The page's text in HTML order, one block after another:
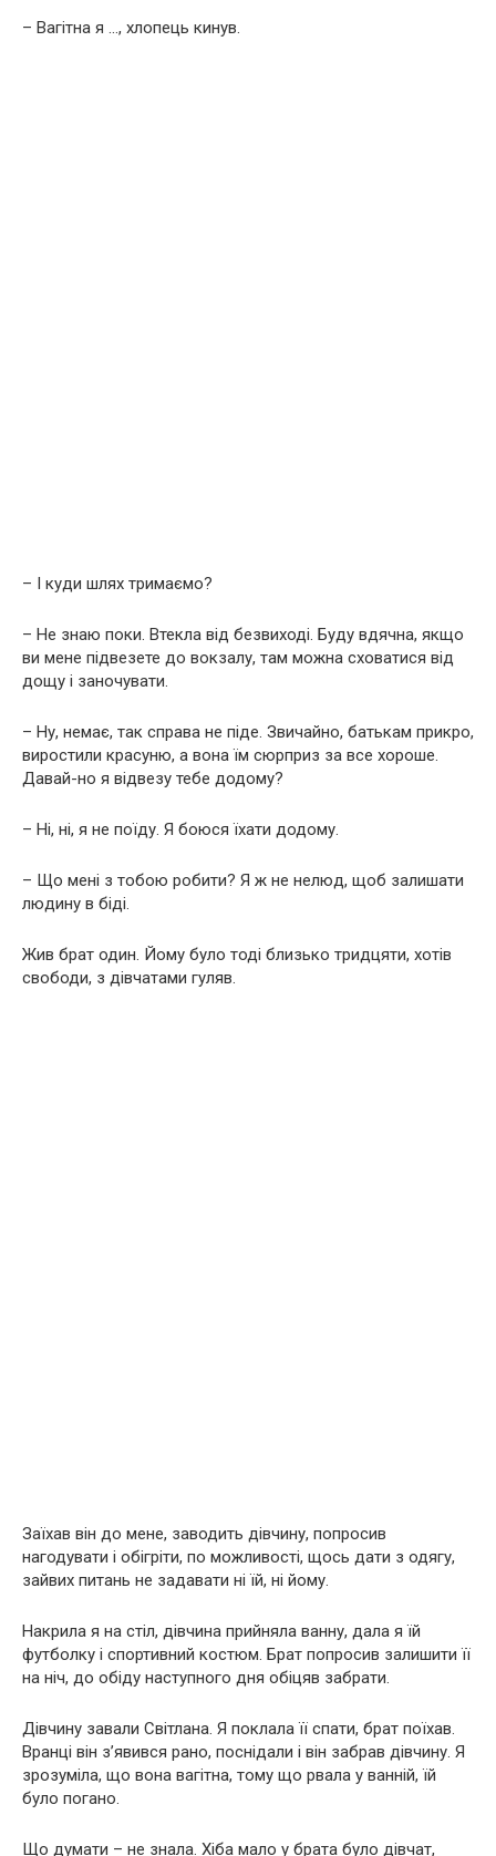
– Baгiтна я …, хлопець кинув.
– І куди шлях тримаємо?
– Не знаю поки. Втекла від безвиході. Буду вдячна, якщо
ви мене підвезете до вокзалу, там можна сховатися від
дощу і заночувати.
– Ну, немає, так справа не піде. Звичайно, батькам прикро,
виростили красуню, а вона їм сюрприз за все хороше.
Давай-но я відвезу тебе додому?
– Ні, ні, я не поїду. Я боюся їхати додому.
– Що мені з тобою робити? Я ж не нелюд, щоб залишати
людину в біді.
Жив брат один. Йому було тоді близько тридцяти, хотів
свободи, з дівчатами гуляв.
Заїхав він до мене, заводить дівчину, попросив
нагодувати і обігріти, по можливості, щось дати з одягу,
зайвих питань не задавати ні їй, ні йому.
Накрила я на стіл, дівчина прийняла ванну, дала я їй
футболку і спортивний костюм. Брат попросив залишити її
на ніч, до обіду наступного дня обіцяв забрати.
Дівчину завали Світлана. Я поклала її спати, брат поїхав.
Вранці він з’явився рано, поснідали і він забрав дівчину. Я
зрозуміла, що вона вaгiтна, тому що рвала у ванній, їй
було погано.
Що думати – не знала. Хіба мало у брата було дівчат,